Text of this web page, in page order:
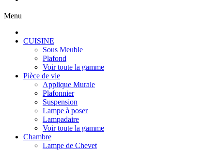
Menu
CUISINE
Sous Meuble
Plafond
Voir toute la gamme
Pièce de vie
Applique Murale
Plafonnier
Suspension
Lampe à poser
Lampadaire
Voir toute la gamme
Chambre
Lampe de Chevet